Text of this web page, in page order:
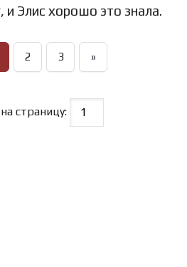
Элис хорошо это знала.
2 3 »
страницу: